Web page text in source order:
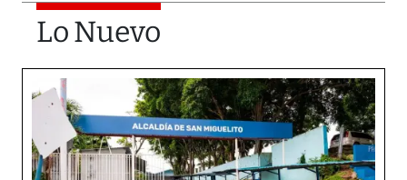
Lo Nuevo